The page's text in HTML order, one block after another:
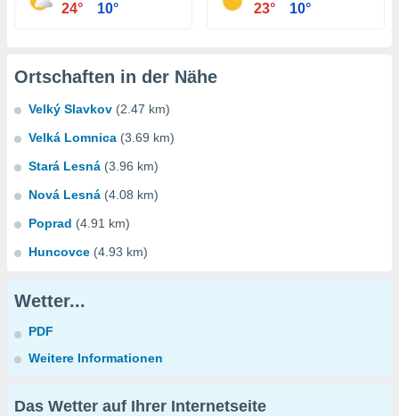
24° 10° 23° 10°
Ortschaften in der Nähe
Velký Slavkov (2.47 km)
Velká Lomnica (3.69 km)
Stará Lesná (3.96 km)
Nová Lesná (4.08 km)
Poprad (4.91 km)
Huncovce (4.93 km)
Wetter...
PDF
Weitere Informationen
Das Wetter auf Ihrer Internetseite